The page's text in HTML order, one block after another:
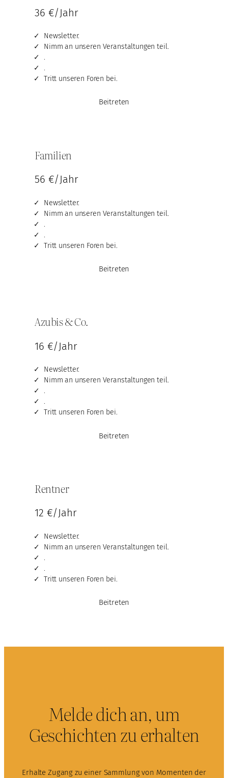
36 €/Jahr
Newsletter.
Nimm an unseren Veranstaltungen teil.
.
.
Tritt unseren Foren bei.
Beitreten
Familien
56 €/Jahr
Newsletter.
Nimm an unseren Veranstaltungen teil.
.
.
Tritt unseren Foren bei.
Beitreten
Azubis & Co.
16 €/Jahr
Newsletter.
Nimm an unseren Veranstaltungen teil.
.
.
Tritt unseren Foren bei.
Beitreten
Rentner
12 €/Jahr
Newsletter.
Nimm an unseren Veranstaltungen teil.
.
.
Tritt unseren Foren bei.
Beitreten
Melde dich an, um
Geschichten zu erhalten
Erhalte Zugang zu einer Sammlung von Momenten der